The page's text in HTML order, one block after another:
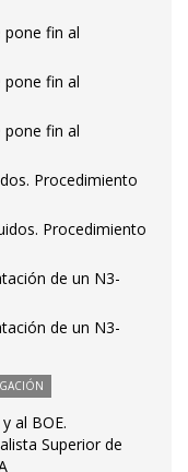
pone fin al
pone fin al
pone fin al
Procedimiento
Procedimiento
de un N3-
de un N3-
al BOE.
Superior de